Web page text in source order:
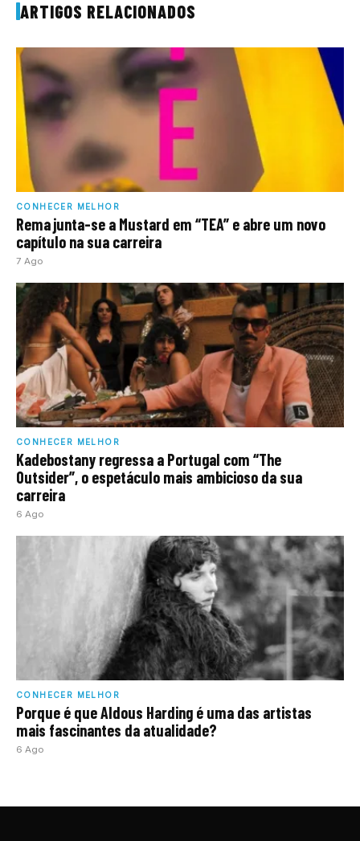
ARTIGOS RELACIONADOS
CONHECER MELHOR
Rema junta-se a Mustard em “TEA” e abre um novo
capítulo na sua carreira
7 Ago
CONHECER MELHOR
Kadebostany regressa a Portugal com “The
Outsider”, o espetáculo mais ambicioso da sua
carreira
6 Ago
CONHECER MELHOR
Porque é que Aldous Harding é uma das artistas
mais fascinantes da atualidade?
6 Ago